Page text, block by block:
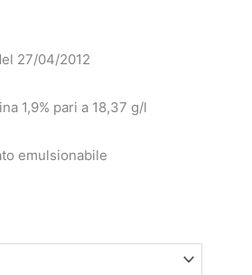
€
27/04/2012
1,9% pari a 18,37 g/l
emulsionabile